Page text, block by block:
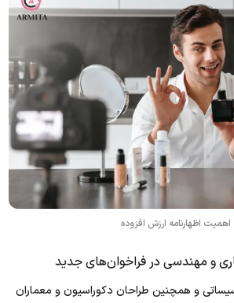
اهمیت اظهارنامه ارزش افزوده
و مهندسی در فراخوان‌های جدید
و همچنین طراحان دکوراسیون و معماران